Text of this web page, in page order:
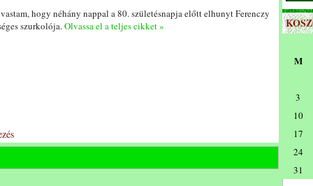
hogy néhány nappal a 80. születésnapja előtt elhunyt Ferenczy
szurkolója.Olvassa el a teljes cikket »
M
3
10
17
24
31